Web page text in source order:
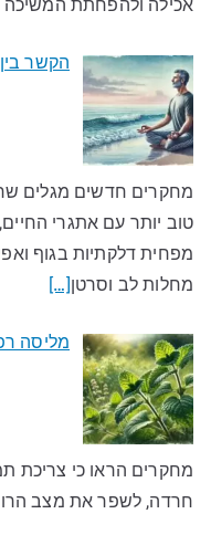
אכילה ולהפחתת המשיכה
הקשר
מחקרים חדשים מגלים
טוב יותר עם אתגרי
מפחית דלקתיות בגוף
מחלות לב וסרטן[…]
מליסה
מחקרים הראו כי צריכת
חרדה, לשפר את מצב